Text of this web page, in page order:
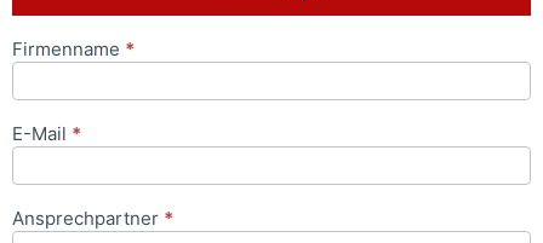
Anfrageformular
Firmenname *
E-Mail *
Ansprechpartner *